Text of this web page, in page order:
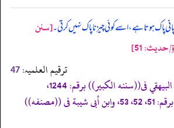
ہوتا ہے، اسے کوئی چیز ناپاک نہیں کرتی۔[سنن
51]
ترقیم العلمیہ: 47
«أخرجه البيهقي فى((سننه الكبير)) برقم: 1244،
والدارقطني فى ((سننه)) برقم: 51، 52، 53، وابن أبى شيبة فى ((مصنفه))